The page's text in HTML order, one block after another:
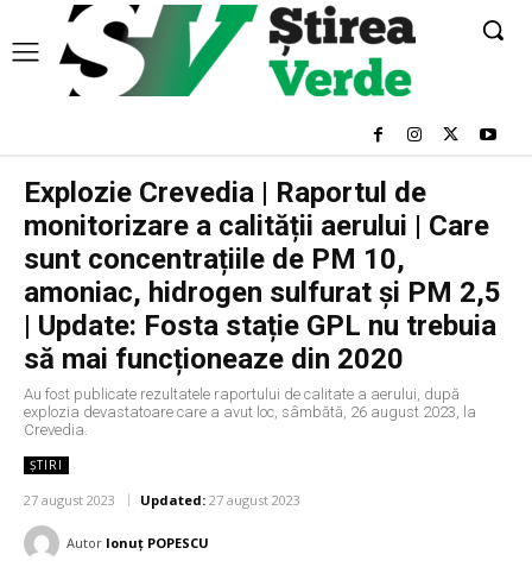
Explozie Crevedia | Raportul de
monitorizare a calității aerului | Care
sunt concentrațiile de PM 10,
amoniac, hidrogen sulfurat și PM 2,5
| Update: Fosta stație GPL nu trebuia
să mai funcționeaze din 2020
Au fost publicate rezultatele raportului de calitate a aerului, după
explozia devastatoare care a avut loc, sâmbătă, 26 august 2023, la
Crevedia.
ȘTIRI
27 august 2023 Updated: 27 august 2023
Autor Ionuț POPESCU